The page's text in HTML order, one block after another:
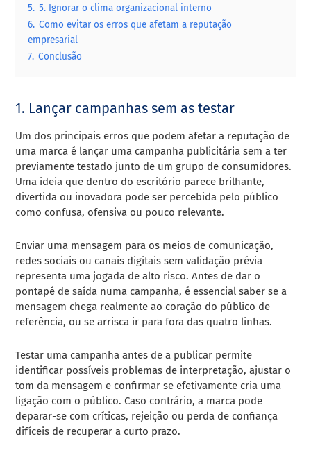
5. 5. Ignorar o clima organizacional interno
6. Como evitar os erros que afetam a reputação
empresarial
7. Conclusão
1. Lançar campanhas sem as testar
Um dos principais erros que podem afetar a reputação de
uma marca é lançar uma campanha publicitária sem a ter
previamente testado junto de um grupo de consumidores.
Uma ideia que dentro do escritório parece brilhante,
divertida ou inovadora pode ser percebida pelo público
como confusa, ofensiva ou pouco relevante.
Enviar uma mensagem para os meios de comunicação,
redes sociais ou canais digitais sem validação prévia
representa uma jogada de alto risco. Antes de dar o
pontapé de saída numa campanha, é essencial saber se a
mensagem chega realmente ao coração do público de
referência, ou se arrisca ir para fora das quatro linhas.
Testar uma campanha antes de a publicar permite
identificar possíveis problemas de interpretação, ajustar o
tom da mensagem e confirmar se efetivamente cria uma
ligação com o público. Caso contrário, a marca pode
deparar-se com críticas, rejeição ou perda de confiança
difíceis de recuperar a curto prazo.